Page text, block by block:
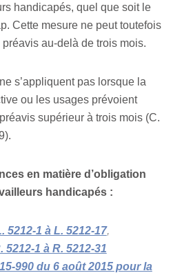
handicapés, quel que soit le
Cette mesure ne peut toutefois
au-delà de trois mois.
s’appliquent pas lorsque la
ou les usages prévoient
supérieur à trois mois (C.
en matière d’obligation
handicapés :
5212-1 à L. 5212-17,
5212-1 à R. 5212-31
990 du 6 août 2015 pour la